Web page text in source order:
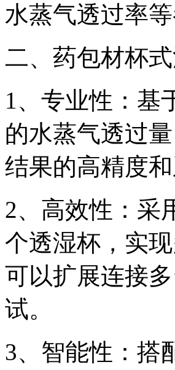
水蒸气透过率等
二、药包材杯
1、专业性：基
的水蒸气透过
结果的高精度
2、高效性：采
个透湿杯，实
可以扩展连接
试。
3、智能性：搭